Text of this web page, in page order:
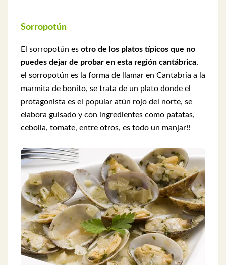
Sorropotún
El sorropotún es otro de los platos típicos que no
puedes dejar de probar en esta región cantábrica,
el sorropotún es la forma de llamar en Cantabria a la
marmita de bonito, se trata de un plato donde el
protagonista es el popular atún rojo del norte, se
elabora guisado y con ingredientes como patatas,
cebolla, tomate, entre otros, es todo un manjar!!